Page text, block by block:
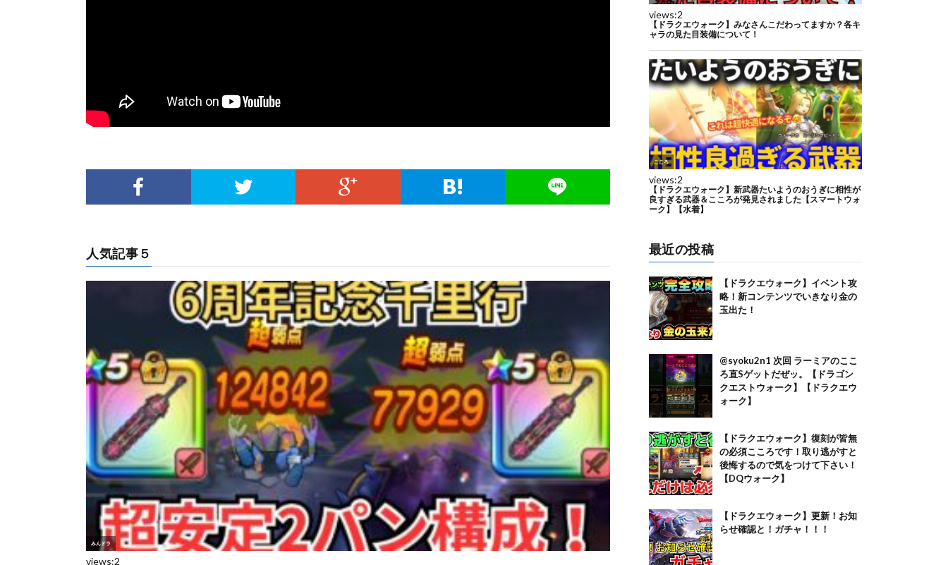
人気記事５ 最近の投稿
【ドラクエウォーク】イベント攻
略！新コンテンツでいきなり金の
玉出た！
@syoku2n1 次回 ラーミアのここ
ろ直Sゲットだぜッ。【ドラゴン
クエストウォーク】【ドラクエウ
ォーク】
【ドラクエウォーク】復刻が皆無
の必須こころです！取り逃がすと
後悔するので気をつけて下さい！
【DQウォーク】
【ドラクエウォーク】更新！お知
らせ確認と！ガチャ！！！